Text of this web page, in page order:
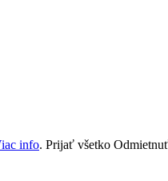
info. Prijať všetko